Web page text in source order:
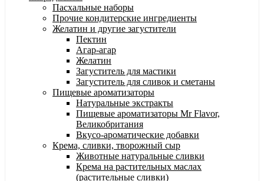
Пасхальные наборы
Прочие кондитерские ингредиенты
Желатин и другие загустители
Пектин
Агар-агар
Желатин
Загуститель для мастики
Загуститель для сливок и сметаны
Пищевые ароматизаторы
Натуральные экстракты
Пищевые ароматизаторы Mr Flavor,
Великобритания
Вкусо-ароматические добавки
Крема, сливки, творожный сыр
Животные натуральные сливки
Крема на растительных маслах
(растительные сливки)